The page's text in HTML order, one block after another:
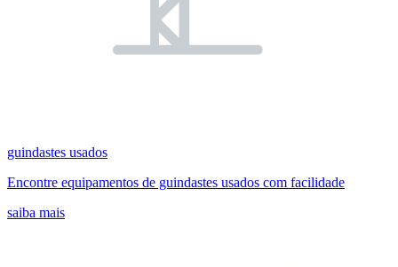
guindastes usados
Encontre equipamentos de guindastes usados com facilidade
saiba mais